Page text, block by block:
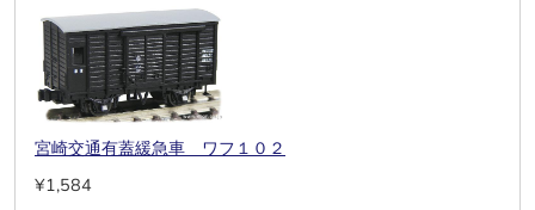
宮崎交通有蓋緩急車 ワフ１０２
¥1,584